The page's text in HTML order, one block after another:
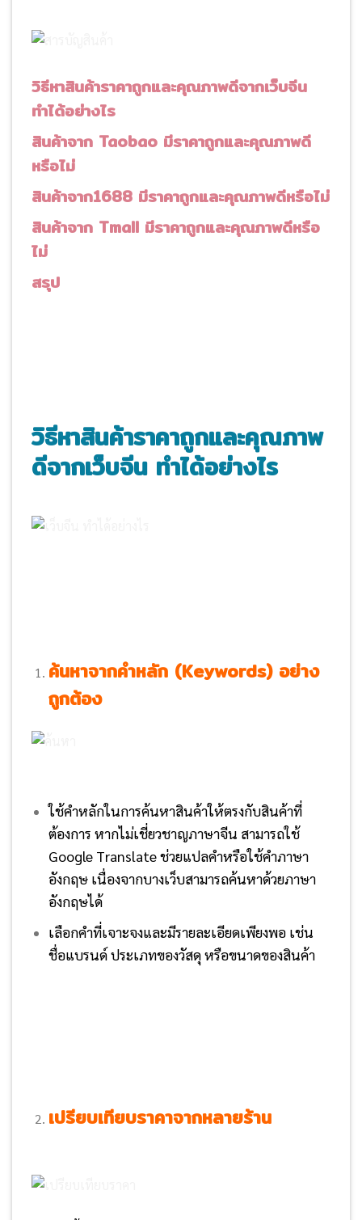
วิธีหาสินค้าราคาถูกและคุณภาพดีจากเว็บจีน
ทำได้อย่างไร
สินค้าจาก Taobao มีราคาถูกและคุณภาพดี
หรือไม่
สินค้าจาก1688 มีราคาถูกและคุณภาพดีหรือไม่
สินค้าจาก Tmall มีราคาถูกและคุณภาพดีหรือ
ไม่
สรุป
วิธีหาสินค้าราคาถูกและคุณภาพ
ดีจากเว็บจีน ทำได้อย่างไร
ค้นหาจากคำหลัก (Keywords) อย่าง
ถูกต้อง
ใช้คำหลักในการค้นหาสินค้าให้ตรงกับสินค้าที่
ต้องการ หากไม่เชี่ยวชาญภาษาจีน สามารถใช้
Google Translate ช่วยแปลคำหรือใช้คำภาษา
อังกฤษ เนื่องจากบางเว็บสามารถค้นหาด้วยภาษา
อังกฤษได้
เลือกคำที่เจาะจงและมีรายละเอียดเพียงพอ เช่น
ชื่อแบรนด์ ประเภทของวัสดุ หรือขนาดของสินค้า
เปรียบเทียบราคาจากหลายร้าน